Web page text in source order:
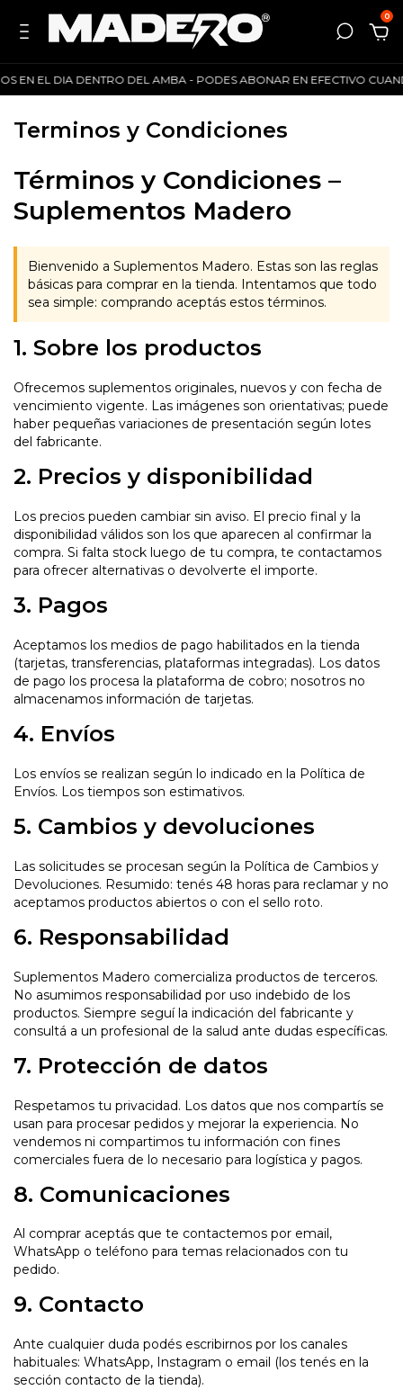
0
EN EL DIA DENTRO DEL AMBA - PODES ABONAR EN EFECTIVO
Terminos y Condiciones
Términos y Condiciones –
Suplementos Madero
Bienvenido a Suplementos Madero. Estas son las reglas
básicas para comprar en la tienda. Intentamos que todo
sea simple: comprando aceptás estos términos.
1. Sobre los productos
Ofrecemos suplementos originales, nuevos y con fecha de
vencimiento vigente. Las imágenes son orientativas; puede
haber pequeñas variaciones de presentación según lotes
del fabricante.
2. Precios y disponibilidad
Los precios pueden cambiar sin aviso. El precio final y la
disponibilidad válidos son los que aparecen al confirmar la
compra. Si falta stock luego de tu compra, te contactamos
para ofrecer alternativas o devolverte el importe.
3. Pagos
Aceptamos los medios de pago habilitados en la tienda
(tarjetas, transferencias, plataformas integradas). Los datos
de pago los procesa la plataforma de cobro; nosotros no
almacenamos información de tarjetas.
4. Envíos
Los envíos se realizan según lo indicado en la Política de
Envíos. Los tiempos son estimativos.
5. Cambios y devoluciones
Las solicitudes se procesan según la Política de Cambios y
Devoluciones. Resumido: tenés 48 horas para reclamar y no
aceptamos productos abiertos o con el sello roto.
6. Responsabilidad
Suplementos Madero comercializa productos de terceros.
No asumimos responsabilidad por uso indebido de los
productos. Siempre seguí la indicación del fabricante y
consultá a un profesional de la salud ante dudas específicas.
7. Protección de datos
Respetamos tu privacidad. Los datos que nos compartís se
usan para procesar pedidos y mejorar la experiencia. No
vendemos ni compartimos tu información con fines
comerciales fuera de lo necesario para logística y pagos.
8. Comunicaciones
Al comprar aceptás que te contactemos por email,
WhatsApp o teléfono para temas relacionados con tu
pedido.
9. Contacto
Ante cualquier duda podés escribirnos por los canales
habituales: WhatsApp, Instagram o email (los tenés en la
sección contacto de la tienda).